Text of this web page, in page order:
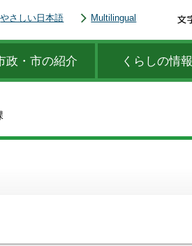
やさしい日本語 Multilingual
政・市の紹介 くらしの情報